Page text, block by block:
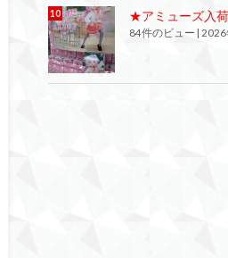
★アミューズ入
84件のビュー | 2026